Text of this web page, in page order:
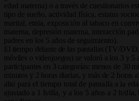
edad materna) o a través de cuestionarios
tipo de sueño, actividad física, estatus
marital, etnia, exposición al tabaco en
materna, depresión materna, interacción
padres en los 5 años de seguimiento).
El tiempo delante de las pantallas (TV/DVD,
móviles o videojuegos) se valoró a los 3 y 5
participantes en 3 categorías: menos de 30
minutos y 2 horas diarias, y más de 2 horas
alto para el tiempo total de pantalla a la
ajustado a 1 h/día, y a los 5 años a 2 h/día,